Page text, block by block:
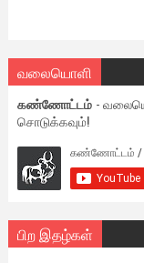
வலையொளி
கண்ணோட்டம் -
சொடுக்கவும்!
பிற இதழ்கள்